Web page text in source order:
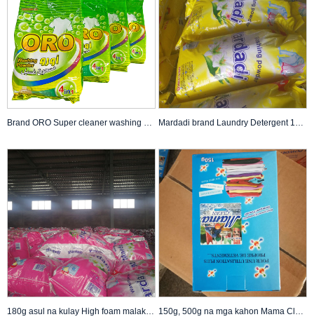
Brand ORO Super cleaner washing detergent laundry powder soap detergent powder na may magandang pabango mula sa mga tagagawa ng China Mardadi brand Laundry Detergent 10KG Woven Bag Blue Color Lavender Perfume Washing Powder na naglalaba sa malamig na tubig sa Tanzania Market
180g asul na kulay High foam malakas na pabango murang washing powder magandang Factory supplier sa Shandong China nagbebenta sa Africa market 150g, 500g na mga kahon Mama Clean Wholesale Laundry Washing Detergent Powder High foam Low density Powder detergent para sa Laundry manufacturer OEM ODM PL sa Congo Market